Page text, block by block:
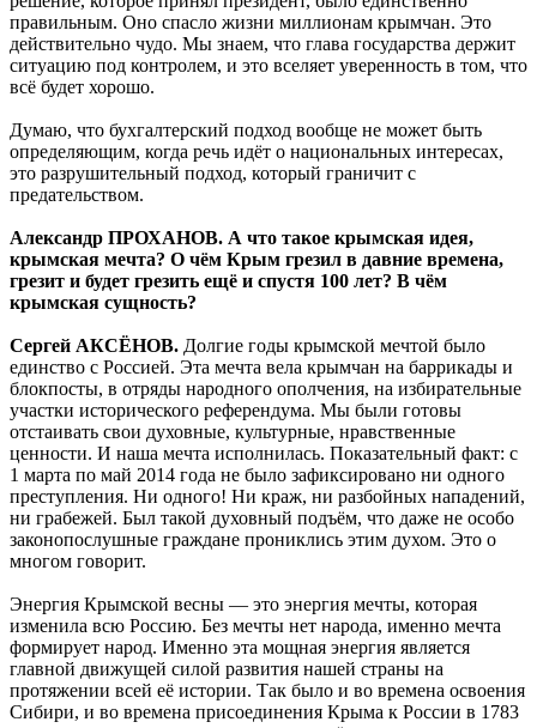
правильным. Оно спасло жизни миллионам крымчан. Это
действительно чудо. Мы знаем, что глава государства держит
ситуацию под контролем, и это вселяет уверенность в том, что
всё будет хорошо.
Думаю, что бухгалтерский подход вообще не может быть
определяющим, когда речь идёт о национальных интересах,
это разрушительный подход, который граничит с
предательством.
Александр ПРОХАНОВ. А что такое крымская идея,
крымская мечта? О чём Крым грезил в давние времена,
грезит и будет грезить ещё и спустя 100 лет? В чём
крымская сущность?
Сергей АКСЁНОВ. Долгие годы крымской мечтой было
единство с Россией. Эта мечта вела крымчан на баррикады и
блокпосты, в отряды народного ополчения, на избирательные
участки исторического референдума. Мы были готовы
отстаивать свои духовные, культурные, нравственные
ценности. И наша мечта исполнилась. Показательный факт: с
1 марта по май 2014 года не было зафиксировано ни одного
преступления. Ни одного! Ни краж, ни разбойных нападений,
ни грабежей. Был такой духовный подъём, что даже не особо
законопослушные граждане прониклись этим духом. Это о
многом говорит.
Энергия Крымской весны — это энергия мечты, которая
изменила всю Россию. Без мечты нет народа, именно мечта
формирует народ. Именно эта мощная энергия является
главной движущей силой развития нашей страны на
протяжении всей её истории. Так было и во времена освоения
Сибири, и во времена присоединения Крыма к России в 1783